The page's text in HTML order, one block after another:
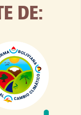
DE: